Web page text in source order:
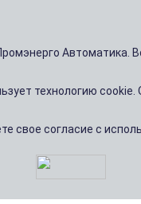
Автоматика.
технологию cookie.
свое согласие с